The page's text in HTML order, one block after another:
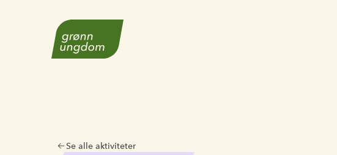
Til forsiden
Se alle aktiviteter